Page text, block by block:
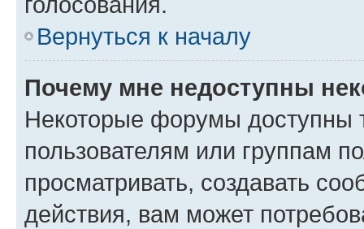
Вернуться к началу
Почему мне недоступны
Некоторые форумы доступны
пользователям или группам
просматривать, создавать
действия, вам может